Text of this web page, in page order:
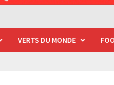
VERTS DU MONDE